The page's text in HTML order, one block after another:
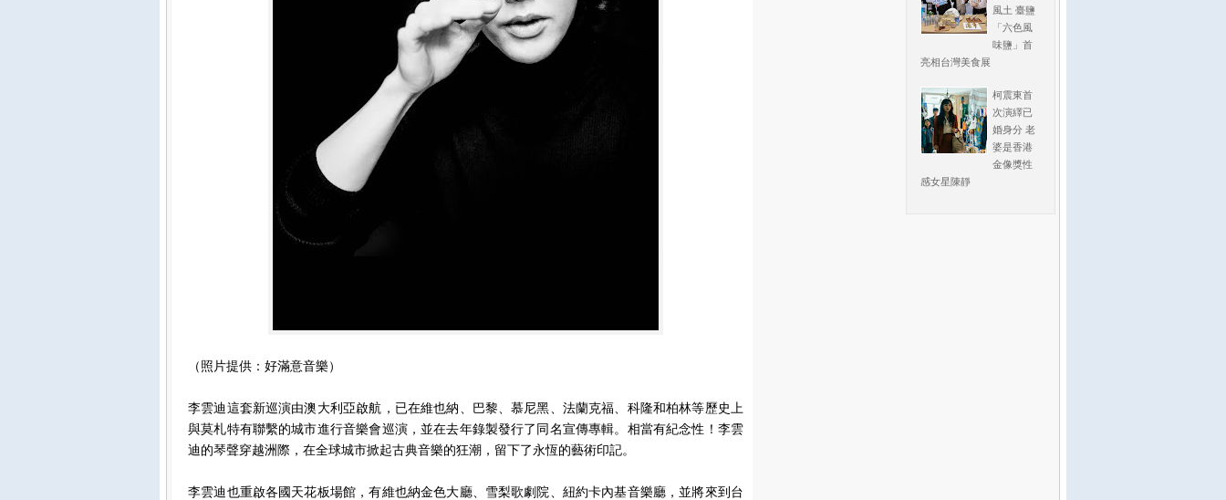
（照片提供：好滿意音樂）
李雲迪這套新巡演由澳大利亞啟航，已在維也納、巴黎、慕尼黑、法蘭克福、科隆和柏林等歷史上
與莫札特有聯繫的城市進行音樂會巡演，並在去年錄製發行了同名宣傳專輯。相當有紀念性！李雲
迪的琴聲穿越洲際，在全球城市掀起古典音樂的狂潮，留下了永恆的藝術印記。
李雲迪也重啟各國天花板場館，有維也納金色大廳、雪梨歌劇院、紐約卡內基音樂廳，並將來到台
風土 臺鹽
「六色風
味鹽」首
亮相台灣美食展
柯震東首
次演繹已
婚身分 老
婆是香港
金像獎性
感女星陳靜